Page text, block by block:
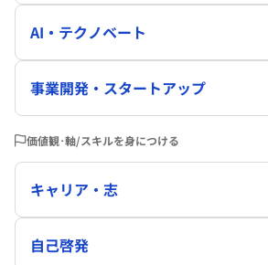
AI・テクノベート
事業開発・スタートアップ
価値観･軸/スキルを身につける
キャリア・志
自己啓発